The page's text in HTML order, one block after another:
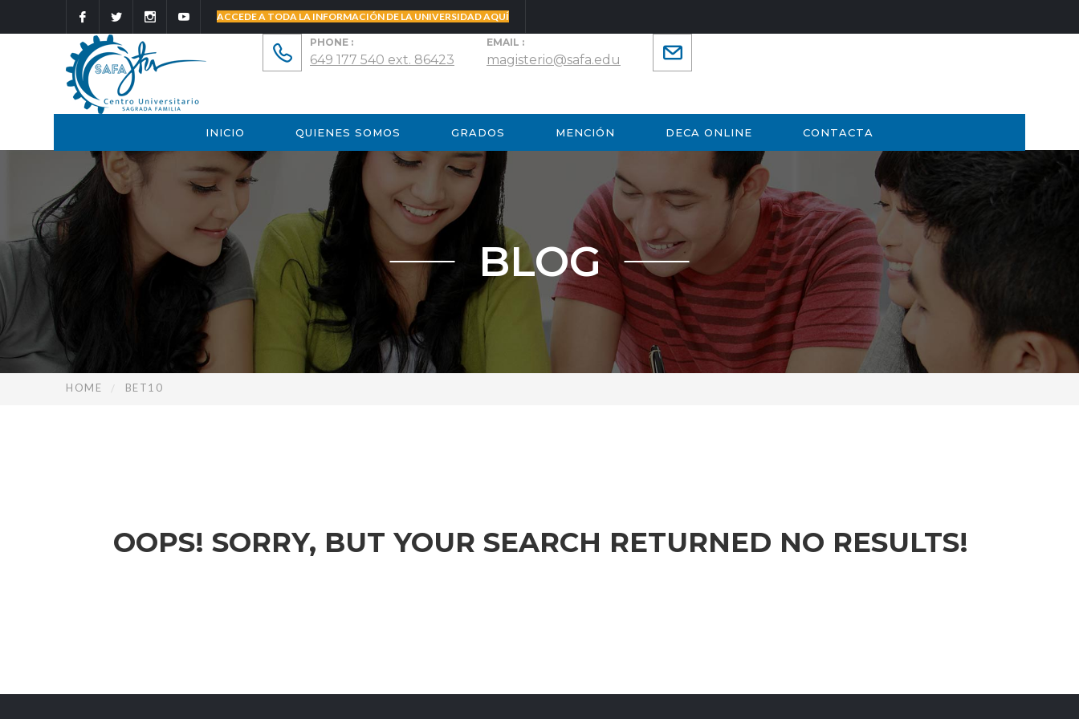
ACCEDE A TODA LA INFORMACIÓN DE LA UNIVERSIDAD AQUÍ
PHONE :
649 177 540 ext. 86423
EMAIL :
magisterio@safa.edu
INICIO QUIENES SOMOS GRADOS MENCIÓN DECA ONLINE CONTACTA
BLOG
HOME BET10
OOPS! SORRY, BUT YOUR SEARCH RETURNED NO RESULTS!